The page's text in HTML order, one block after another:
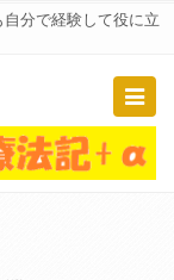
分で経験して役に立